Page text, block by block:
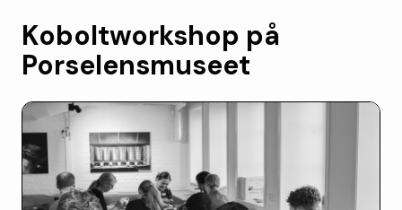
Koboltworkshop på
Porselensmuseet